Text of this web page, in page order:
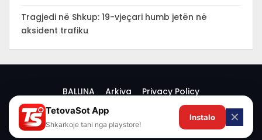
Tragjedi në Shkup: 19-vjeçari humb jetën në
aksident trafiku
BALLINA Arkiva Privacy Policy
© 2026 -
TetovaSot App
Shkarkoje tani nga playstore!
Instalo ✕